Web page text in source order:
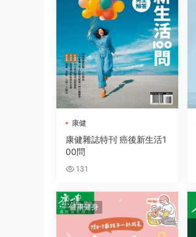
康健
康健雜誌特刊 癌後新生活1
00問
131
健康健身